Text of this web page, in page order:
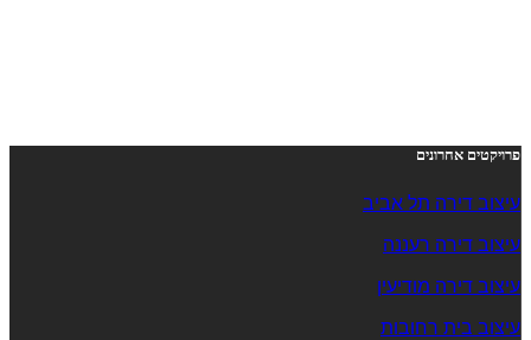
פרויקטים אחרונים
עיצוב דירה תל אביב
עיצוב דירה רעננה
עיצוב דירה מודיעין
עיצוב בית רחובות